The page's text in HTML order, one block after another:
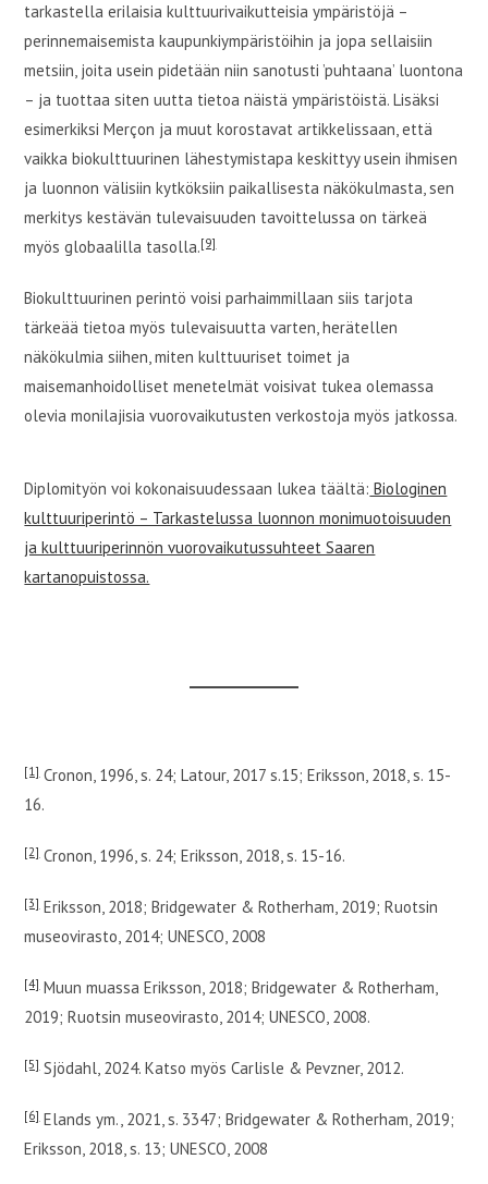
tarkastella erilaisia kulttuurivaikutteisia ympäristöjä –
perinnemaisemista kaupunkiympäristöihin ja jopa sellaisiin
metsiin, joita usein pidetään niin sanotusti ’puhtaana’ luontona
– ja tuottaa siten uutta tietoa näistä ympäristöistä. Lisäksi
esimerkiksi Merçon ja muut korostavat artikkelissaan, että
vaikka biokulttuurinen lähestymistapa keskittyy usein ihmisen
ja luonnon välisiin kytköksiin paikallisesta näkökulmasta, sen
merkitys kestävän tulevaisuuden tavoittelussa on tärkeä
myös globaalilla tasolla.[9]
Biokulttuurinen perintö voisi parhaimmillaan siis tarjota
tärkeää tietoa myös tulevaisuutta varten, herätellen
näkökulmia siihen, miten kulttuuriset toimet ja
maisemanhoidolliset menetelmät voisivat tukea olemassa
olevia monilajisia vuorovaikutusten verkostoja myös jatkossa.
Diplomityön voi kokonaisuudessaan lukea täältä: Biologinen
kulttuuriperintö – Tarkastelussa luonnon monimuotoisuuden
ja kulttuuriperinnön vuorovaikutussuhteet Saaren
kartanopuistossa.
[1]Cronon, 1996, s. 24; Latour, 2017 s.15; Eriksson, 2018, s. 15-
16.
[2]Cronon, 1996, s. 24; Eriksson, 2018, s. 15-16.
[3]Eriksson, 2018; Bridgewater & Rotherham, 2019; Ruotsin
museovirasto, 2014; UNESCO, 2008
[4]Muun muassa Eriksson, 2018; Bridgewater & Rotherham,
2019; Ruotsin museovirasto, 2014; UNESCO, 2008.
[5]Sjödahl, 2024. Katso myös Carlisle & Pevzner, 2012.
[6]Elands ym., 2021, s. 3347; Bridgewater & Rotherham, 2019;
Eriksson, 2018, s. 13; UNESCO, 2008